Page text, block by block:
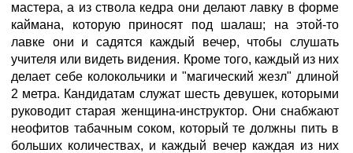
мастера, а из ствола кедра они делают лавку в форме
каймана, которую приносят под шалаш; на этой-то
лавке они и садятся каждый вечер, чтобы слушать
учителя или видеть видения. Кроме того, каждый из них
делает себе колокольчики и "магический жезл" длиной
2 метра. Кандидатам служат шесть девушек, которыми
руководит старая женщина-инструктор. Они снабжают
неофитов табачным соком, который те должны пить в
больших количествах, и каждый вечер каждая из них